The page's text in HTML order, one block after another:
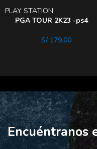
PGA TOUR 2K23 -ps4
PLAY STATION
S/179.00
Encuéntranos